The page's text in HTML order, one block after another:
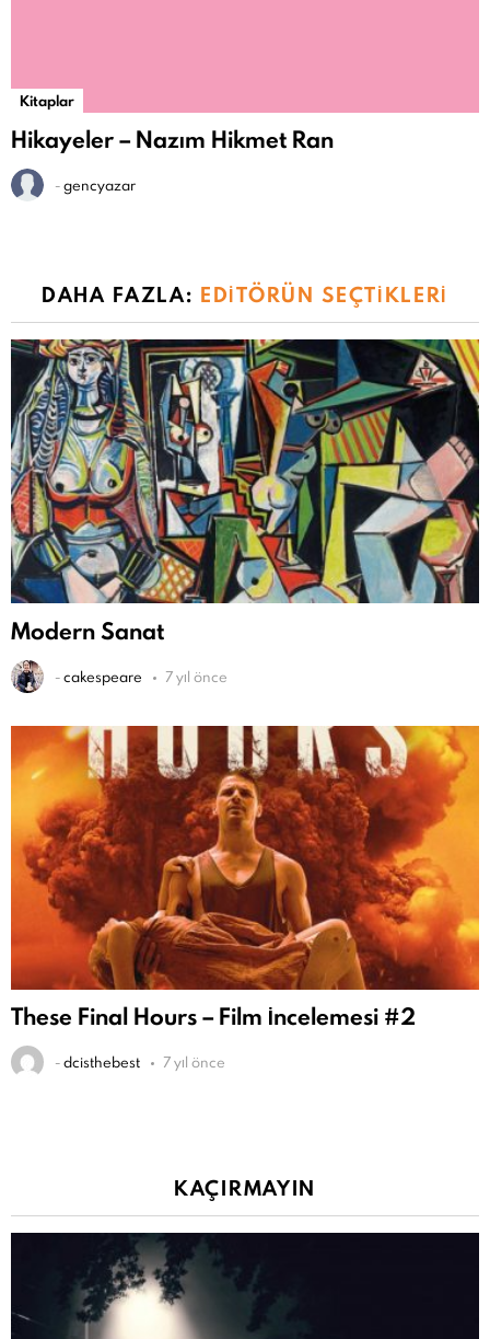
Kitaplar
Hikayeler – Nazım Hikmet Ran
-gencyazar
DAHA FAZLA: EDITÖRÜN SEÇTIKLERI
Modern Sanat
-cakespeare 7 yıl önce
These Final Hours – Film İncelemesi #2
-dcisthebest 7 yıl önce
KAÇIRMAYIN